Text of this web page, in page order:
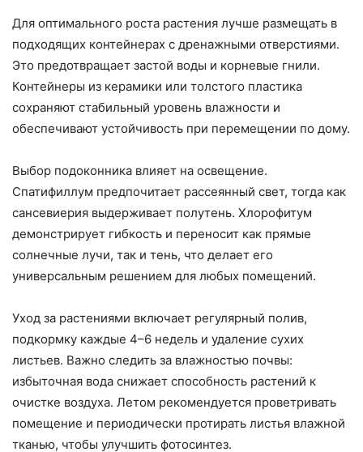
Для оптимального роста растения лучше размещать в
подходящих контейнерах с дренажными отверстиями.
Это предотвращает застой воды и корневые гнили.
Контейнеры из керамики или толстого пластика
сохраняют стабильный уровень влажности и
обеспечивают устойчивость при перемещении по дому.
Выбор подоконника влияет на освещение.
Спатифиллум предпочитает рассеянный свет, тогда как
сансевиерия выдерживает полутень. Хлорофитум
демонстрирует гибкость и переносит как прямые
солнечные лучи, так и тень, что делает его
универсальным решением для любых помещений.
Уход за растениями включает регулярный полив,
подкормку каждые 4–6 недель и удаление сухих
листьев. Важно следить за влажностью почвы:
избыточная вода снижает способность растений к
очистке воздуха. Летом рекомендуется проветривать
помещение и периодически протирать листья влажной
тканью, чтобы улучшить фотосинтез.